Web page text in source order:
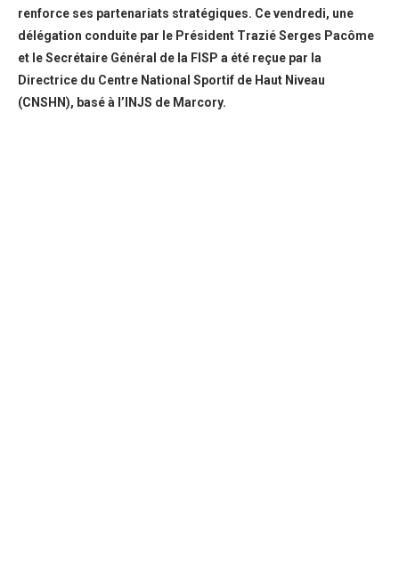
renforce ses partenariats stratégiques. Ce vendredi, une
délégation conduite par le Président Trazié Serges Pacôme
et le Secrétaire Général de la FISP a été reçue par la
Directrice du Centre National Sportif de Haut Niveau
(CNSHN), basé à l’INJS de Marcory.